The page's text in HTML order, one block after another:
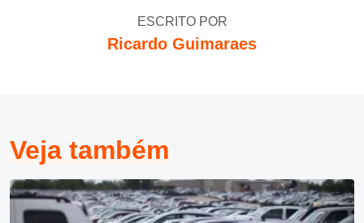
ESCRITO POR
Ricardo Guimaraes
Veja também